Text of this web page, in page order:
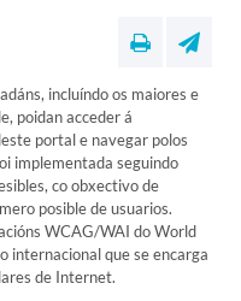
incluíndo os maiores e
poidan acceder á
portal e navegar polos
implementada seguindo
co obxectivo de
posible de usuarios.
WCAG/WAI do World
internacional que se encarga
de Internet.